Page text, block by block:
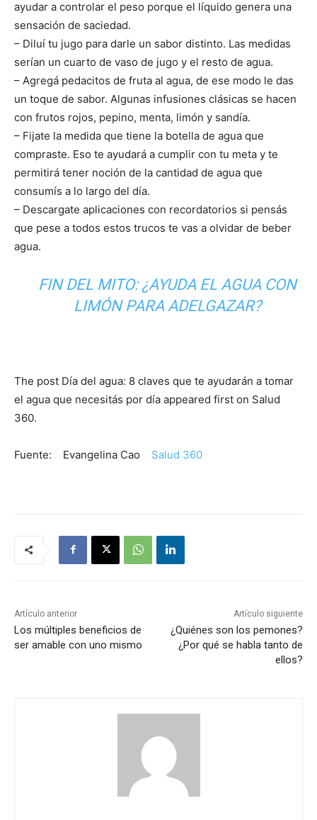
ayudar a controlar el peso porque el líquido genera una
sensación de saciedad.
– Diluí tu jugo para darle un sabor distinto. Las medidas
serían un cuarto de vaso de jugo y el resto de agua.
– Agregá pedacitos de fruta al agua, de ese modo le das
un toque de sabor. Algunas infusiones clásicas se hacen
con frutos rojos, pepino, menta, limón y sandía.
– Fijate la medida que tiene la botella de agua que
compraste. Eso te ayudará a cumplir con tu meta y te
permitirá tener noción de la cantidad de agua que
consumís a lo largo del día.
– Descargate aplicaciones con recordatorios si pensás
que pese a todos estos trucos te vas a olvidar de beber
agua.
FIN DEL MITO: ¿AYUDA EL AGUA CON
LIMÓN PARA ADELGAZAR?
The post Día del agua: 8 claves que te ayudarán a tomar
el agua que necesitás por día appeared first on Salud
360.
Fuente: Evangelina Cao Salud 360
Artículo anterior
Los múltiples beneficios de
ser amable con uno mismo
Artículo siguiente
¿Quiénes son los pemones?
¿Por qué se habla tanto de
ellos?